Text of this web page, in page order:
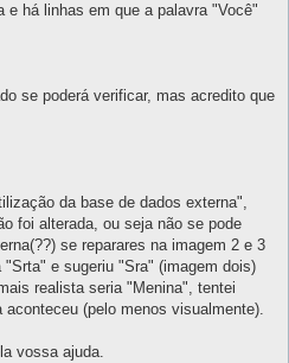
e há linhas em que a palavra "Você"
se poderá verificar, mas acredito que
da base de dados externa",
foi alterada, ou seja não se pode
se reparares na imagem 2 e 3
e sugeriu "Sra" (imagem dois)
realista seria "Menina", tentei
(pelo menos visualmente).
vossa ajuda.